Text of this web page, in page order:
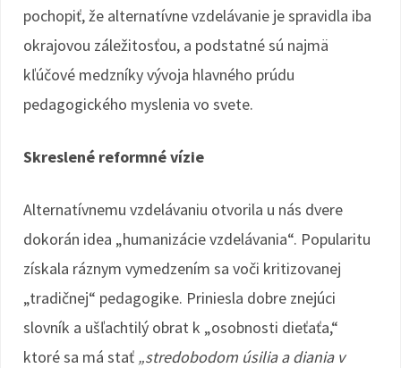
pochopiť, že alternatívne vzdelávanie je spravidla iba
okrajovou záležitosťou, a podstatné sú najmä
kľúčové medzníky vývoja hlavného prúdu
pedagogického myslenia vo svete.
Skreslené reformné vízie
Alternatívnemu vzdelávaniu otvorila u nás dvere
dokorán idea „humanizácie vzdelávania“. Popularitu
získala ráznym vymedzením sa voči kritizovanej
„tradičnej“ pedagogike. Priniesla dobre znejúci
slovník a ušľachtilý obrat k „osobnosti dieťaťa,“
ktoré sa má stať „stredobodom úsilia a diania v